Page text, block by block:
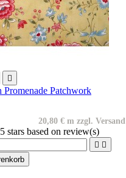

Promenade Patchwork
20,80 € m zzgl. Versand
stars based on review(s)
 